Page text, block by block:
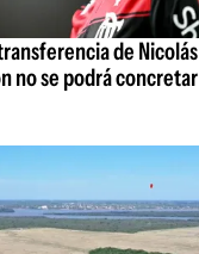
de
no se podrá